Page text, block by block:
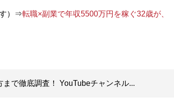
）⇒転職×副業で年収5500万円を稼ぐ32歳が、
で徹底調査！ YouTubeチャンネル...